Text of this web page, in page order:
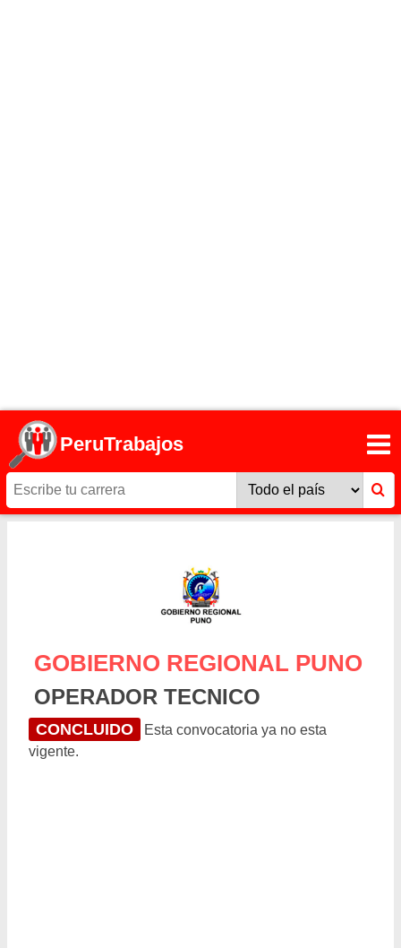
PeruTrabajos
GOBIERNO REGIONAL PUNO
OPERADOR TECNICO
CONCLUIDO
Esta convocatoria ya no esta
vigente.